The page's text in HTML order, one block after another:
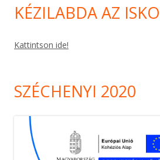
KÉZILABDA AZ
Kattintson ide!
SZÉCHENYI 2020